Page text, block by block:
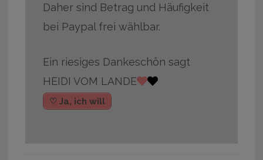
Daher sind Betrag und Häufigkeit
bei Paypal frei wählbar.
Ein riesiges Dankeschön sagt
HEIDI VOM LANDE
♡ Ja, ich will